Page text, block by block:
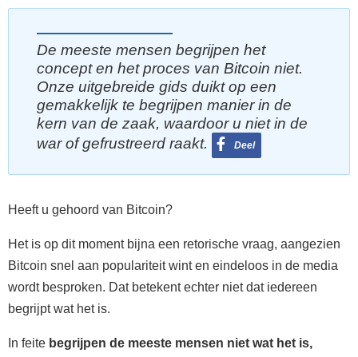
De meeste mensen begrijpen het
concept en het proces van Bitcoin niet.
Onze uitgebreide gids duikt op een
gemakkelijk te begrijpen manier in de
kern van de zaak, waardoor u niet in de
war of gefrustreerd raakt.
Deel
Heeft u gehoord van Bitcoin?
Het is op dit moment bijna een retorische vraag, aangezien
Bitcoin snel aan populariteit wint en eindeloos in de media
wordt besproken. Dat betekent echter niet dat iedereen
begrijpt wat het is.
In feite begrijpen de meeste mensen niet wat het is,